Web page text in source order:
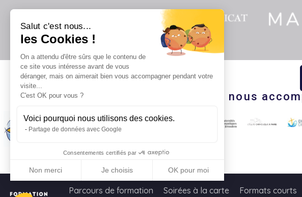
Salut c'est nous...
les Cookies !
On a attendu d'être sûrs que le contenu de
ce site vous intéresse avant de vous
déranger, mais on aimerait bien vous accompagner pendant votre
visite...
C'est OK pour vous ?
Voici pourquoi nous utilisons des cookies.
Partage de données avec Google
Consentements certifiés par
Non merci Je choisis OK pour moi
Plateforme de Gestion du Consentement : Personnalisez vos Options
Ils nous
Parcours de formation Soirées à la carte Formats courts